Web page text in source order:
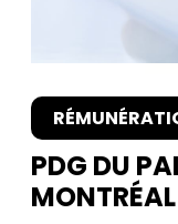
PDG DU